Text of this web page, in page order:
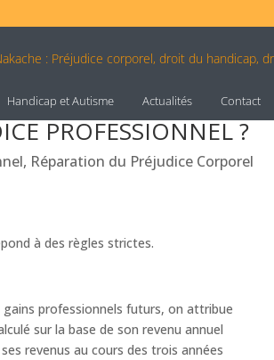
Handicap et Autisme Actualités Contact
PROFESSIONNEL ?
, Réparation du Préjudice Corporel
à des règles strictes.
professionnels futurs, on attribue
sur la base de son revenu annuel
revenus au cours des trois années